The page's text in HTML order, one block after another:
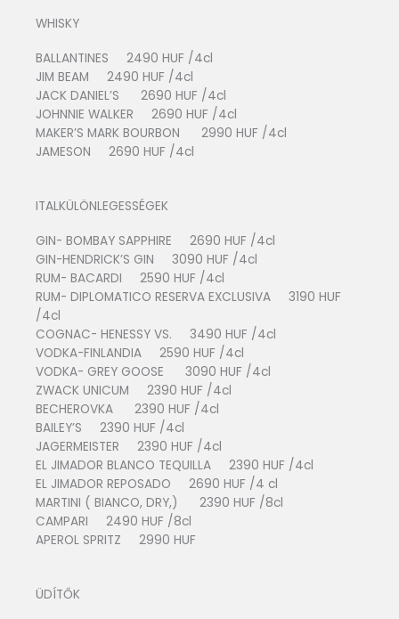
WHISKY
BALLANTINES 2490 HUF /4cl
JIM BEAM 2490 HUF /4cl
JACK DANIEL’S 2690 HUF /4cl
JOHNNIE WALKER 2690 HUF /4cl
MAKER’S MARK BOURBON 2990 HUF /4cl
JAMESON 2690 HUF /4cl
ITALKÜLÖNLEGESSÉGEK
GIN- BOMBAY SAPPHIRE 2690 HUF /4cl
GIN-HENDRICK’S GIN 3090 HUF /4cl
RUM- BACARDI 2590 HUF /4cl
RUM- DIPLOMATICO RESERVA EXCLUSIVA 3190 HUF
/4cl
COGNAC- HENESSY VS. 3490 HUF /4cl
VODKA-FINLANDIA 2590 HUF /4cl
VODKA- GREY GOOSE 3090 HUF /4cl
ZWACK UNICUM 2390 HUF /4cl
BECHEROVKA 2390 HUF /4cl
BAILEY’S 2390 HUF /4cl
JAGERMEISTER 2390 HUF /4cl
EL JIMADOR BLANCO TEQUILLA 2390 HUF /4cl
EL JIMADOR REPOSADO 2690 HUF /4 cl
MARTINI ( BIANCO, DRY,) 2390 HUF /8cl
CAMPARI 2490 HUF /8cl
APEROL SPRITZ 2990 HUF
ÜDÍTŐK